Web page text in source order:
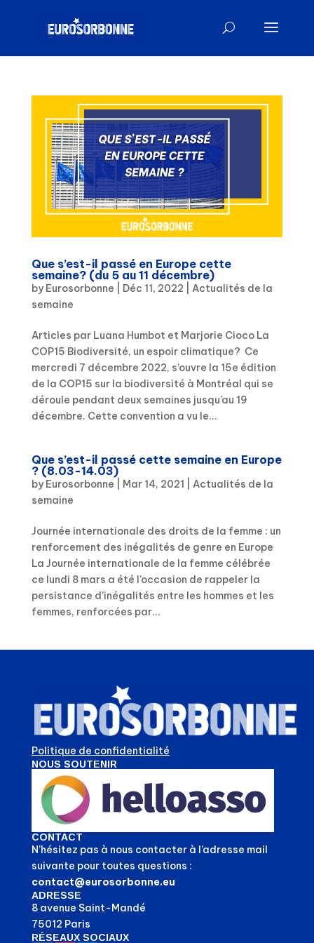
Que s’est-il passé en Europe cette
semaine? (du 5 au 11 décembre)
by Eurosorbonne Déc 11, 2022
Actualités de la
semaine
Articles par Luana Humbot et Marjorie Cioco La
COP15 Biodiversité, un espoir climatique? Ce
mercredi 7 décembre 2022, s’ouvre la 15e édition
de la COP15 sur la biodiversité à Montréal qui se
déroule pendant deux semaines jusqu’au 19
décembre. Cette convention a vu le...
Que s’est-il passé cette semaine en Europe
? (8.03-14.03)
by Eurosorbonne Mar 14, 2021
Actualités de la
semaine
Journée internationale des droits de la femme : un
renforcement des inégalités de genre en Europe
La Journée internationale de la femme célébrée
ce lundi 8 mars a été l’occasion de rappeler la
persistance d’inégalités entre les hommes et les
femmes, renforcées par...
Politique de confidentialité
NOUS SOUTENIR
CONTACT
N’hésitez pas à nous contacter à l’adresse mail
suivante pour toutes questions :
contact@eurosorbonne.eu
ADRESSE
8 avenue Saint-Mandé
75012 Paris
RÉSEAUX SOCIAUX